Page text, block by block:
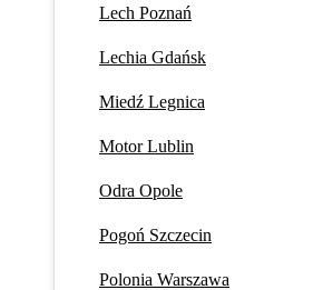
Lech Poznań
Lechia Gdańsk
Miedź Legnica
Motor Lublin
Odra Opole
Pogoń Szczecin
Polonia Warszawa